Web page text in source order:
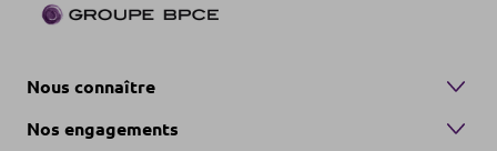
Nous connaître
Nos engagements